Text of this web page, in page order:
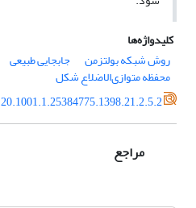
کلیدواژه‌ها
روش شبکه بولتزمن
جابجایی طبیعی
محفظه متوازی‌الاضلاع شکل
20.1001.1.25384775.1398.21.2.5.2
مراجع